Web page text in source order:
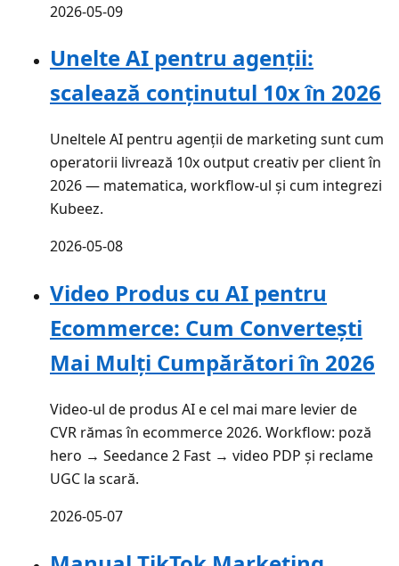
2026-05-09
Unelte AI pentru agenții:
scalează conținutul 10x în 2026
Uneltele AI pentru agenții de marketing sunt cum
operatorii livrează 10x output creativ per client în
2026 — matematica, workflow-ul și cum integrezi
Kubeez.
2026-05-08
Video Produs cu AI pentru
Ecommerce: Cum Convertești
Mai Mulți Cumpărători în 2026
Video-ul de produs AI e cel mai mare levier de
CVR rămas în ecommerce 2026. Workflow: poză
hero → Seedance 2 Fast → video PDP și reclame
UGC la scară.
2026-05-07